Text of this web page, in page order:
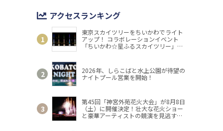
アクセスランキング
東京スカイツリーをちいかわでライト
アップ！ コラボレーションイベント
「ちいかわ☆星ふるスカイツリー」開
2026年、しらこばと水上公園が待望の
ナイトプール営業を開始！
第45回「神宮外苑花火大会」が8月8日
（土）に開催決定！壮大な花火ショー
と豪華アーティストの競演を見逃す